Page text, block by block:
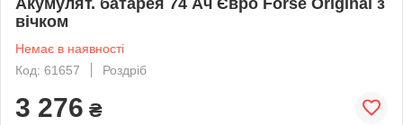
вічком
Немає в наявності
Код: 61657
Роздріб
3 276 ₴